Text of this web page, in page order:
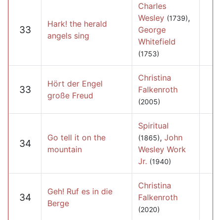
33
Hark! the herald
angels sing
Charles
Wesley (1739),
George
Whitefield
(1753)
33
Hört der Engel
große Freud
Christina
Falkenroth
(2005)
34
Go tell it on the
mountain
Spiritual
(1865), John
Wesley Work
Jr. (1940)
34
Geh! Ruf es in die
Berge
Christina
Falkenroth
(2020)